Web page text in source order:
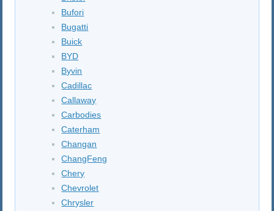
Bufori
Bugatti
Buick
BYD
Byvin
Cadillac
Callaway
Carbodies
Caterham
Changan
ChangFeng
Chery
Chevrolet
Chrysler